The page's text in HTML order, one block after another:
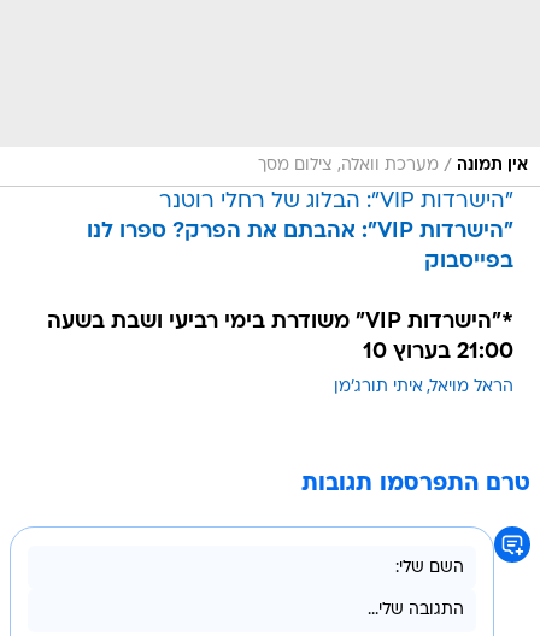
אין תמונה / מערכת וואלה, צילום מסך
"הישרדות VIP": הבלוג של רחלי רוטנר
"הישרדות VIP": אהבתם את הפרק? ספרו לנו
בפייסבוק
*"הישרדות VIP" משודרת בימי רביעי ושבת בשעה
21:00 בערוץ 10
הראל מויאל איתי תורג'מן
טרם התפרסמו תגובות